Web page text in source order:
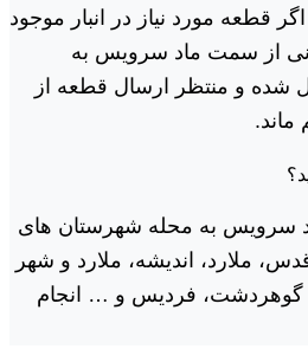
قطعه مورد نیاز در انبار موجود
از سمت ماد سرویس به
شده و منتظر ارسال قطعه از
ماند.
به محله شهرستان های
ملارد، اندیشه، ملارد و شهر
گوهردشت، فردیس و … انجام